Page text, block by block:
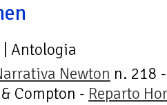
| Antologia
Newton n. 218 -
Compton - Reparto